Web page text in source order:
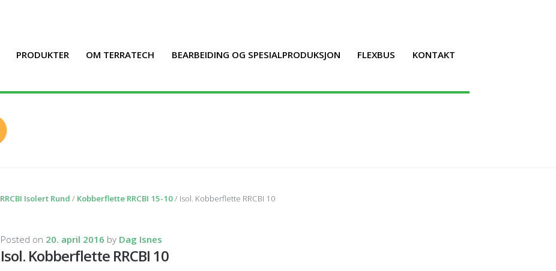
PRODUKTER OM TERRATECH BEARBEIDING OG SPESIALPRODUKSJON FLEXBUS KONTAKT
RRCBI Isolert Rund / Kobberflette RRCBI 15-10/ Isol. Kobberflette RRCBI 10
Posted on 20. april 2016 by Dag Isnes
Isol. Kobberflette RRCBI 10